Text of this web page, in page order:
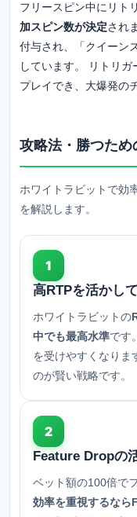
フリースピン中にリト
加スピン数が決定され
付与され、「クイーン
しています。 リトリ
プレイでき、大爆発の
攻略法・勝つため
ホワイトラビットで効
を解説します。
1
高RTPを活かし
ホワイトラビットの
中でも最高水準です
を受けやすくなりま
のが賢い戦略です。
2
Feature Dropの
ベット額の100倍で
効率を重視するな